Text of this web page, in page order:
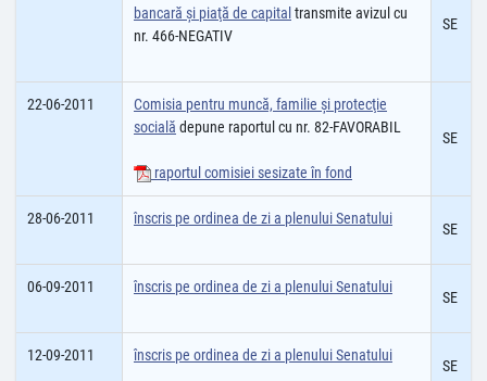
bancară şi piaţă de capital transmite avizul cu
nr. 466-NEGATIV
SE
22-06-2011
Comisia pentru muncă, familie şi protecţie
socială depune raportul cu nr. 82-FAVORABIL
raportul comisiei sesizate în fond
SE
28-06-2011 înscris pe ordinea de zi a plenului Senatului
SE
06-09-2011 înscris pe ordinea de zi a plenului Senatului
SE
12-09-2011 înscris pe ordinea de zi a plenului Senatului
SE